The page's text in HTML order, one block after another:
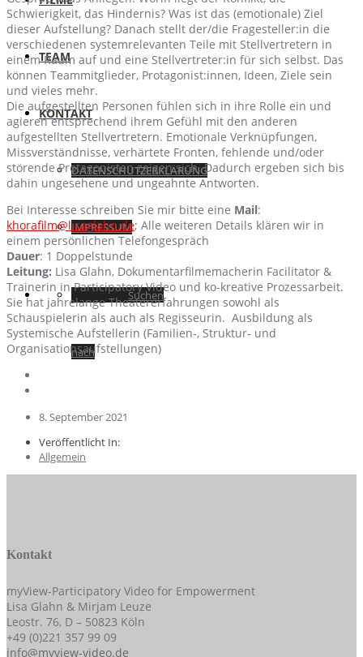
TEAM
KONTAKT
DATENSCHUTZERKLÄRUNG
IMPRESSUM
Suchen
nach
Schwierigkeit, das Hindernis? Was ist das (emotionale) Ziel
dieser Aufstellung? Danach stellt der/die Fragesteller:in die
verschiedenen systemrelevanten Teile mit Stellvertretern in
einem Raum auf und eine Stellvertreter:in für sich selbst. Das
können Teammitglieder, Protagonist:innen, Ideen, Ziele sein
und vieles mehr.
Die aufgestellten Personen fühlen sich in ihre Rolle ein und
agieren entsprechend ihrem Gefühl mit den anderen
aufgestellten Stellvertretern. Emotionale Verknüpfungen,
Missverständnisse, verhärtete Fronten, fehlende und/oder
störende Protagonisten zeigen sich. Dadurch ergeben sich bis
dahin ungesehene und ungeahnte Antworten.
Bei Interesse schreiben Sie mir bitte eine Mail:
khorafilm@lisaglahn.de; Alle weiteren Details klären wir in
einem persönlichen Telefongespräch
Dauer: 1 Doppelstunde
Leitung: Lisa Glahn, Dokumentarfilmemacherin Facilitator &
Trainerin in Participatory Video und ko-kreative Prozessarbeit.
Sie hat jahrelange Theatererfahrungen sowohl als
Schauspielerin als auch als Regisseurin. Ausbildung als
Systemische Aufstellerin (Familien-, Struktur- und
Organisationsaufstellungen)
8. September 2021
Veröffentlicht In:
Allgemein
Kontakt
myView-Participatory Video for Empowerment
Lisa Glahn & Mirjam Leuze
Leostr. 76, D – 50823 Köln
+49 (0)221 357 99 09
info@myview-video.de